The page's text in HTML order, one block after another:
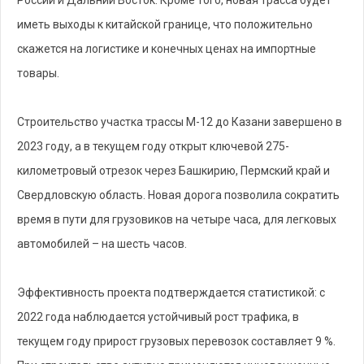
иметь выходы к китайской границе, что положительно
скажется на логистике и конечных ценах на импортные
товары.
Строительство участка трассы М-12 до Казани завершено в
2023 году, а в текущем году открыт ключевой 275-
километровый отрезок через Башкирию, Пермский край и
Свердловскую область. Новая дорога позволила сократить
время в пути для грузовиков на четыре часа, для легковых
автомобилей – на шесть часов.
Эффективность проекта подтверждается статистикой: с
2022 года наблюдается устойчивый рост трафика, в
текущем году прирост грузовых перевозок составляет 9 %.